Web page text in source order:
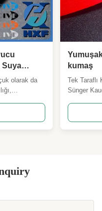
Suya
olarak da
otomotiv
tercih edilen
kumaş
Tek Taraflı
Sünger
mükemmel
dayanıklı